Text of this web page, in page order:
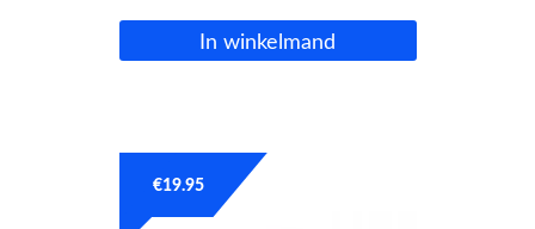
In winkelmand
€19.95